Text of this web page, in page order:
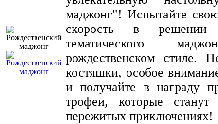
маджонг"! Испытайте
скорость в решении
тематического
рождественском стиле.
костяшки, особое
и получайте в награду
трофеи, которые
пережитых приключениях!